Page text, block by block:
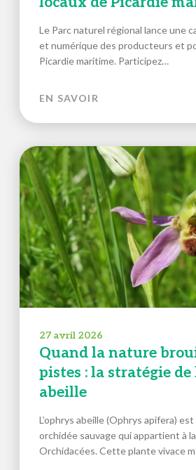
Le Parc naturel régional lance une
et numérique des producteurs et
Picardie maritime. Participez…
EN SAVOIR
27 avril 2026
Quand la nature
pistes : la stratégie de
abeille
L’ophrys abeille (Ophrys apifera)
orchidée sauvage qui appartient à
Orchidacées. Cette plante vivace